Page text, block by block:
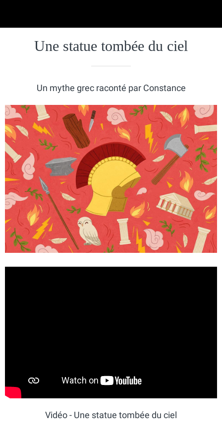
Une statue tombée du ciel
Un mythe grec raconté par Constance
Vidéo - Une statue tombée du ciel